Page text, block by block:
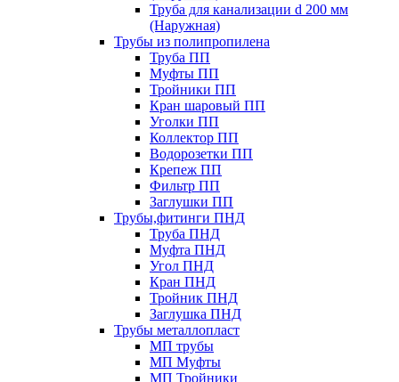
Труба для канализации d 200 мм
(Наружная)
Трубы из полипропилена
Труба ПП
Муфты ПП
Тройники ПП
Кран шаровый ПП
Уголки ПП
Коллектор ПП
Водорозетки ПП
Крепеж ПП
Фильтр ПП
Заглушки ПП
Трубы,фитинги ПНД
Труба ПНД
Муфта ПНД
Угол ПНД
Кран ПНД
Тройник ПНД
Заглушка ПНД
Трубы металлопласт
МП трубы
МП Муфты
МП Тройники